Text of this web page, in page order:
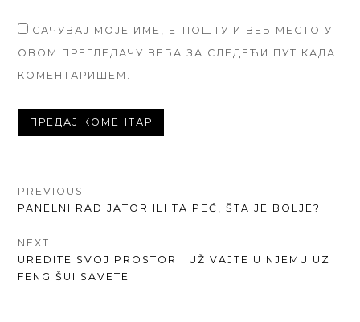
САЧУВАЈ МОЈЕ ИМЕ, Е-ПОШТУ И ВЕБ МЕСТО У
ОВОМ ПРЕГЛЕДАЧУ ВЕБА ЗА СЛЕДЕЋИ ПУТ КАДА
КОМЕНТАРИШЕМ.
КРЕТАЊЕ
ЧЛАНКА
PREVIOUS
PREVIOUS
PANELNI RADIJATOR ILI TA PEĆ, ŠTA JE BOLJE?
NEXT
NEXT
POST:
UREDITE SVOJ PROSTOR I UŽIVAJTE U NJEMU UZ
FENG ŠUI SAVETE